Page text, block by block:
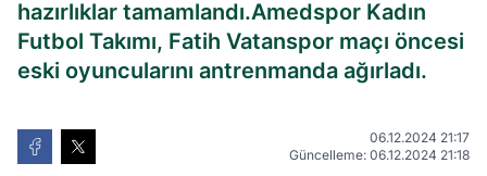
hazırlıklar tamamlandı.Amedspor Kadın
Futbol Takımı, Fatih Vatanspor maçı öncesi
eski oyuncularını antrenmanda ağırladı.
06.12.2024 21:17
Güncelleme: 06.12.2024 21:18